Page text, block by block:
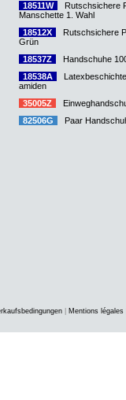
18511W
Rutschsichere
Manschette 1. Wahl
18512X
Rutschsichere
Grün
18537Z
Handschuhe
18538A
amiden
35005Z
82506G
Paar
Mentions légales